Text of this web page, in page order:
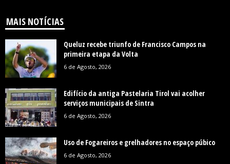
MAIS NOTÍCIAS
Queluz recebe triunfo de Francisco Campos na
primeira etapa da Volta
6 de Agosto, 2026
Edifício da antiga Pastelaria Tirol vai acolher
serviços municipais de Sintra
6 de Agosto, 2026
Uso de Fogareiros e grelhadores no espaço púbico
6 de Agosto, 2026